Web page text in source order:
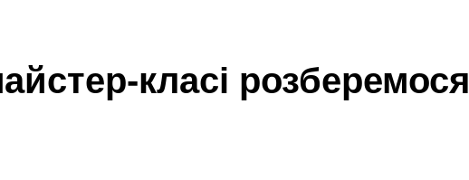
класі розберемося